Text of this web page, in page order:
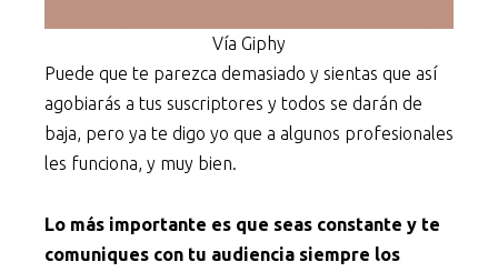
Vía Giphy
Puede que te parezca demasiado y sientas que así
agobiarás a tus suscriptores y todos se darán de
baja, pero ya te digo yo que a algunos profesionales
les funciona, y muy bien.
Lo más importante es que seas constante y te
comuniques con tu audiencia siempre los